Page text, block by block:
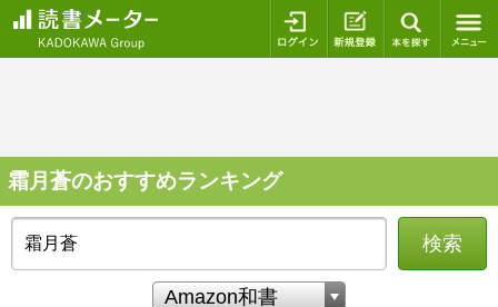
ログイン 新規登録
霜月蒼のおすすめランキング
検索